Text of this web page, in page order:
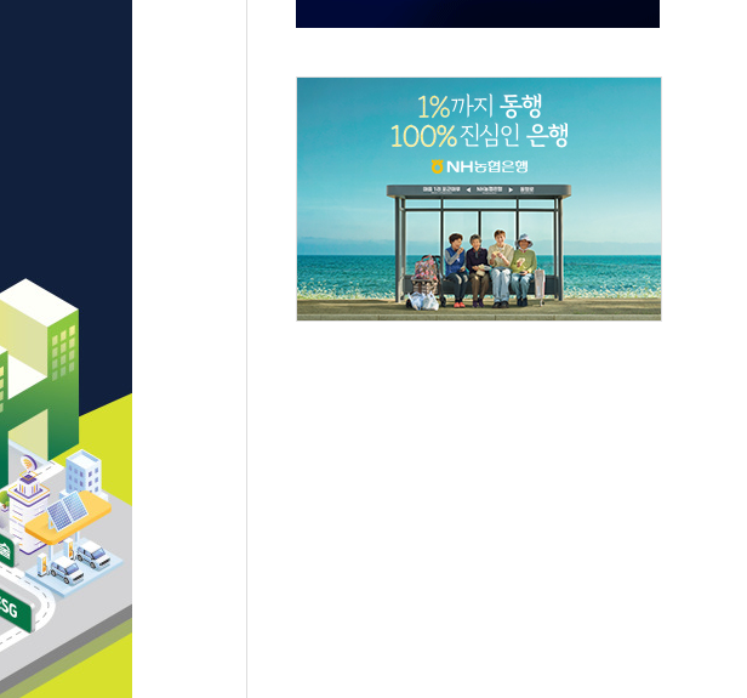
독…곧 사망해도 놀랍지 않아"